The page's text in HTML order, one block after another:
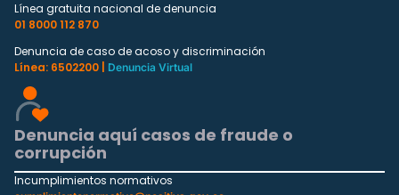
Línea gratuita nacional de denuncia
01 8000 112 870
Denuncia de caso de acoso y discriminación
Línea: 6502200 |
Denuncia Virtual
Denuncia aquí casos de fraude o
corrupción
Incumplimientos normativos